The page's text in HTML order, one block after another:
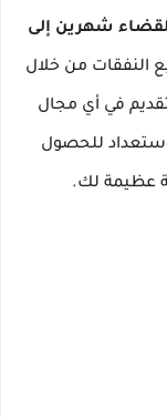
لقضاء شهرين إلى
النفقات من خلال
في أي مجال
للحصول
عظيمة لك.